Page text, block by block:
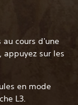
cours d'une
appuyez sur les
en mode
L3.